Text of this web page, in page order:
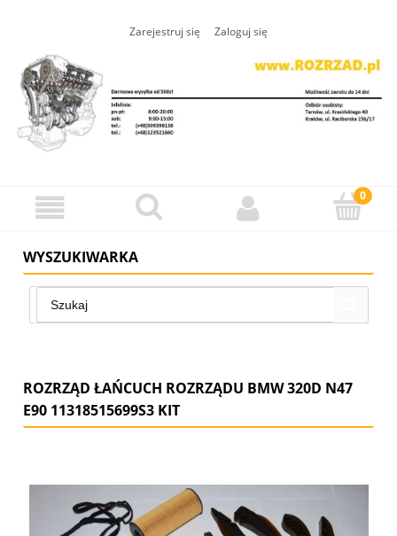
Zarejestruj się Zaloguj się
WYSZUKIWARKA
ROZRZĄD ŁAŃCUCH ROZRZĄDU BMW 320D N47
E90 11318515699S3 KIT